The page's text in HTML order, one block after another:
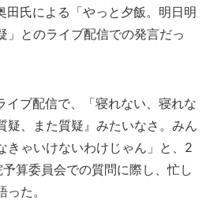
氏による「やっと夕飯。明日明
」とのライブ配信での発言だっ
ブ配信で、「寝れない、寝れな
疑、また質疑』みたいなさ。みん
きゃいけないわけじゃん」と、2
算委員会での質問に際し、忙し
た。